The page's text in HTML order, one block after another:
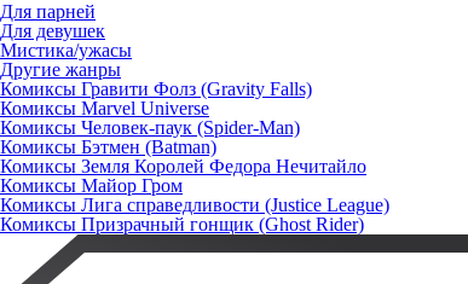
Для парней
Для девушек
Мистика/ужасы
Другие жанры
Комиксы Гравити Фолз (Gravity Falls)
Комиксы Marvel Universe
Комиксы Человек-паук (Spider-Man)
Комиксы Бэтмен (Batman)
Комиксы Земля Королей Федора Нечитайло
Комиксы Майор Гром
Комиксы Лига справедливости (Justice League)
Комиксы Призрачный гонщик (Ghost Rider)